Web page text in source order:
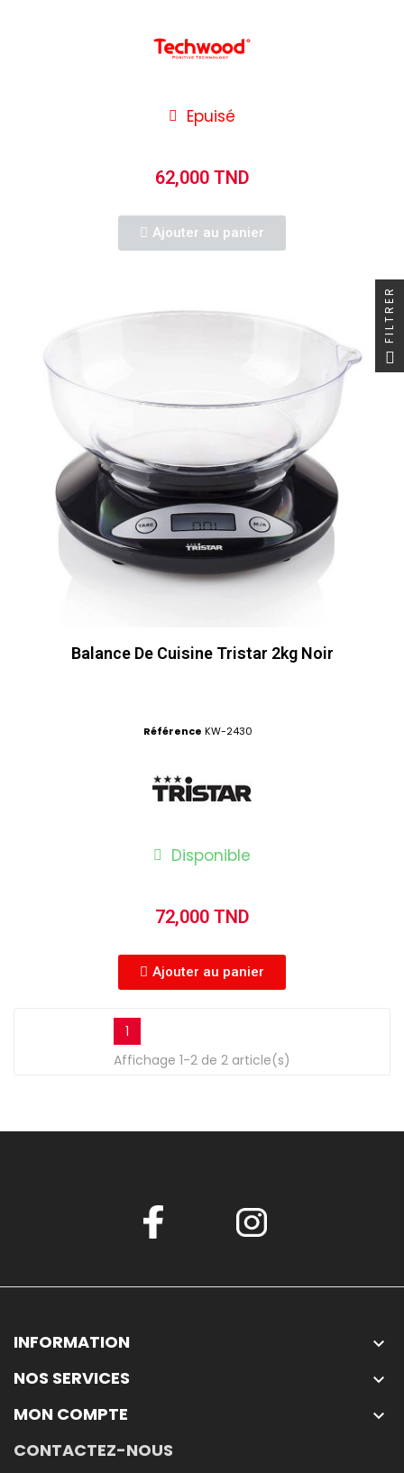
Epuisé
62,000 TND
Ajouter au panier
Balance De Cuisine Tristar 2kg Noir
Référence KW-2430
Disponible
72,000 TND
Ajouter au panier
1
Affichage 1-2 de 2 article(s)
INFORMATION 
NOS SERVICES 
MON COMPTE 
CONTACTEZ-NOUS
FILTRER